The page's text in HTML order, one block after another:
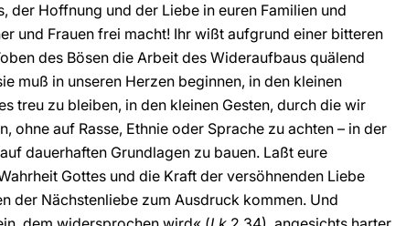
der Hoffnung und der Liebe in euren Familien und
und Frauen frei macht! Ihr wißt aufgrund einer bitteren
des Bösen die Arbeit des Wideraufbaus quälend
muß in unseren Herzen beginnen, in den kleinen
treu zu bleiben, in den kleinen Gesten, durch die wir
ohne auf Rasse, Ethnie oder Sprache zu achten – in der
dauerhaften Grundlagen zu bauen. Laßt eure
Gottes und die Kraft der versöhnenden Liebe
der Nächstenliebe zum Ausdruck kommen. Und